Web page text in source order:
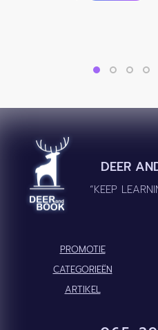
DEER
“KEEP
PROMOTIE
CATEGORIEËN
ARTIKEL